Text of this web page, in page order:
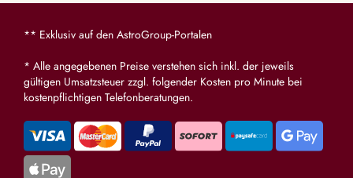
bist sehr liebevoll & ehrlich,..sehr
** Exklusiv auf den AstroGroup-Portalen
* Alle angegebenen Preise verstehen sich inkl. der jeweils
gültigen Umsatzsteuer zzgl. folgender Kosten pro Minute bei
kostenpflichtigen Telefonberatungen.